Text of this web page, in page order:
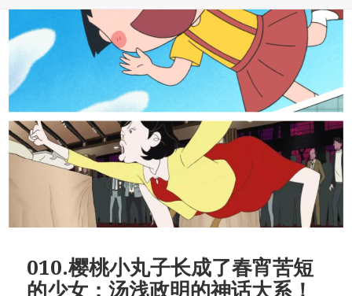
010.樱桃小丸子长成了春宵苦短
的少女：汤浅政明的神话大系！